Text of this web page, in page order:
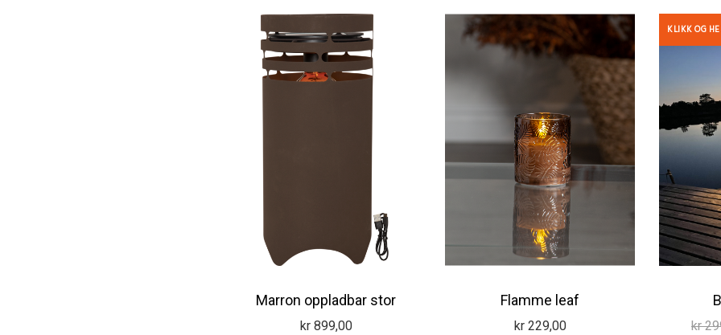
Marron oppladbar stor
kr899,00
Flamme leaf
kr229,00
KLIKK OG
kr